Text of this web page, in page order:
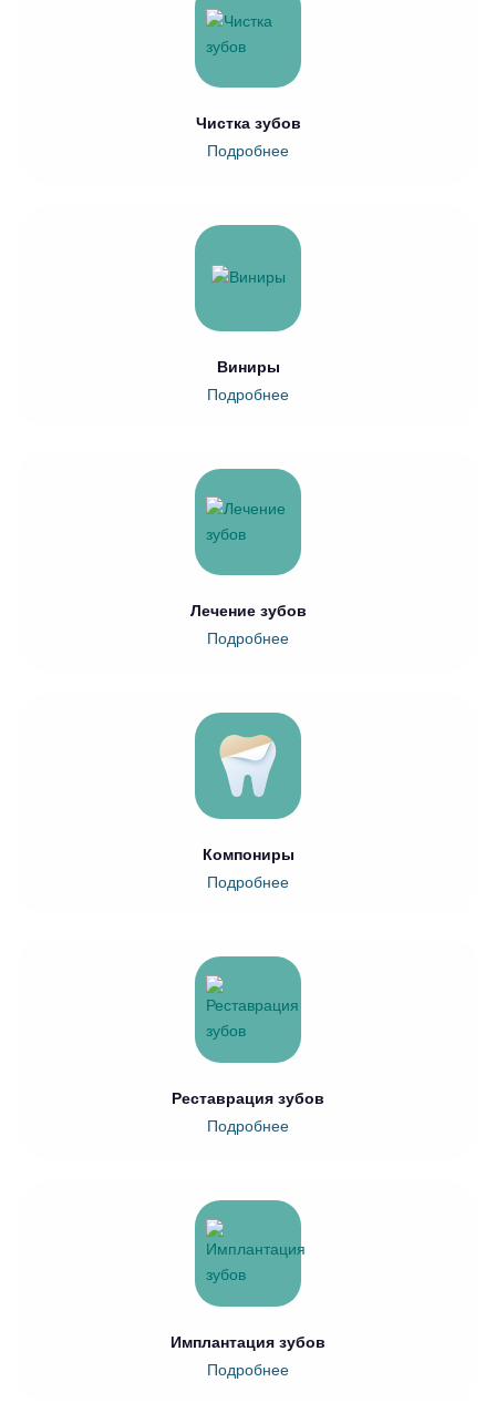
Чистка зубов
Подробнее
Виниры
Подробнее
Лечение зубов
Подробнее
Компониры
Подробнее
Реставрация зубов
Подробнее
Имплантация зубов
Подробнее